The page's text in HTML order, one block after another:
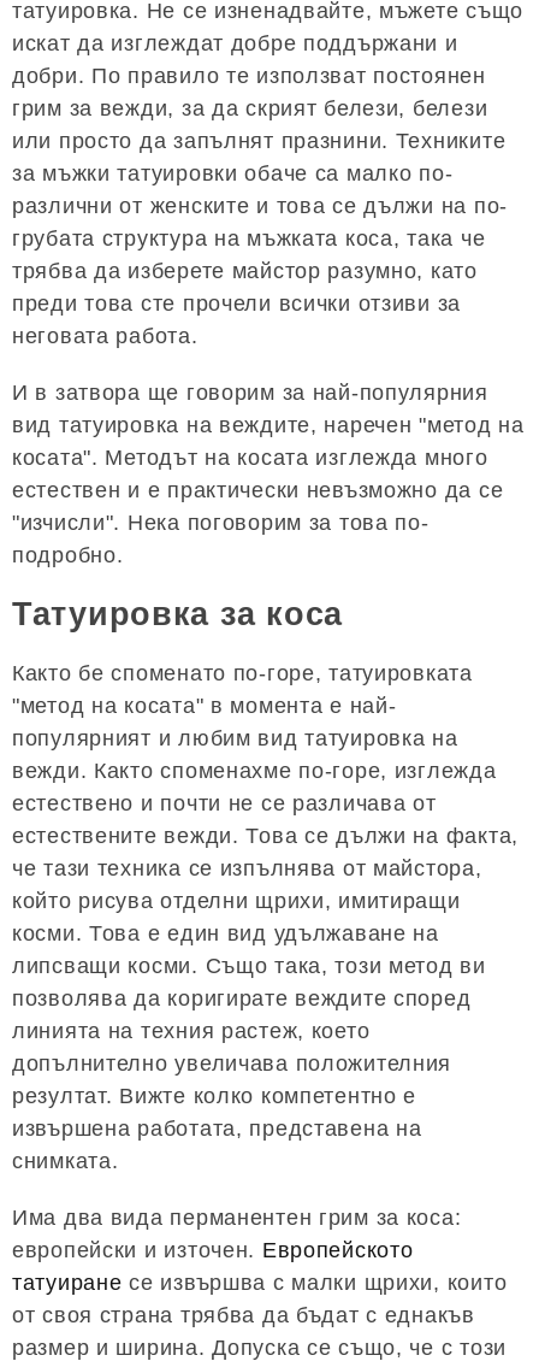
татуировка. Не се изненадвайте, мъжете също
искат да изглеждат добре поддържани и
добри. По правило те използват постоянен
грим за вежди, за да скрият белези, белези
или просто да запълнят празнини. Техниките
за мъжки татуировки обаче са малко по-
различни от женските и това се дължи на по-
грубата структура на мъжката коса, така че
трябва да изберете майстор разумно, като
преди това сте прочели всички отзиви за
неговата работа.
И в затвора ще говорим за най-популярния
вид татуировка на веждите, наречен "метод на
косата". Методът на косата изглежда много
естествен и е практически невъзможно да се
"изчисли". Нека поговорим за това по-
подробно.
Татуировка за коса
Както бе споменато по-горе, татуировката
"метод на косата" в момента е най-
популярният и любим вид татуировка на
вежди. Както споменахме по-горе, изглежда
естествено и почти не се различава от
естествените вежди. Това се дължи на факта,
че тази техника се изпълнява от майстора,
който рисува отделни щрихи, имитиращи
косми. Това е един вид удължаване на
липсващи косми. Също така, този метод ви
позволява да коригирате веждите според
линията на техния растеж, което
допълнително увеличава положителния
резултат. Вижте колко компетентно е
извършена работата, представена на
снимката.
Има два вида перманентен грим за коса:
европейски и източен. Европейското
татуиране се извършва с малки щрихи, които
от своя страна трябва да бъдат с еднакъв
размер и ширина. Допуска се също, че с този